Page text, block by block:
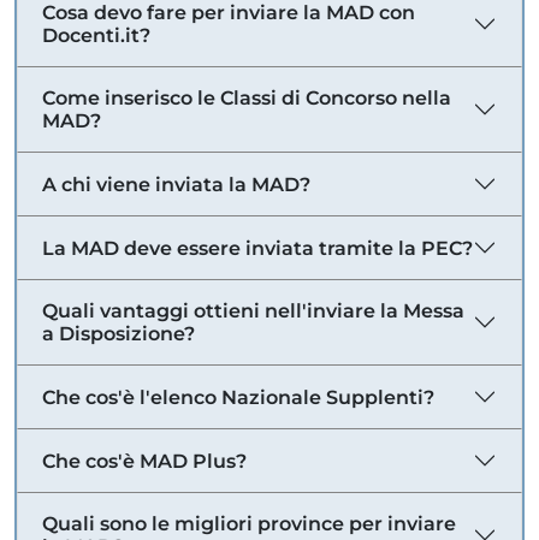
Cosa devo fare per inviare la MAD con
Docenti.it?
Come inserisco le Classi di Concorso nella
MAD?
A chi viene inviata la MAD?
La MAD deve essere inviata tramite la PEC?
Quali vantaggi ottieni nell'inviare la Messa
a Disposizione?
Che cos'è l'elenco Nazionale Supplenti?
Che cos'è MAD Plus?
Quali sono le migliori province per inviare